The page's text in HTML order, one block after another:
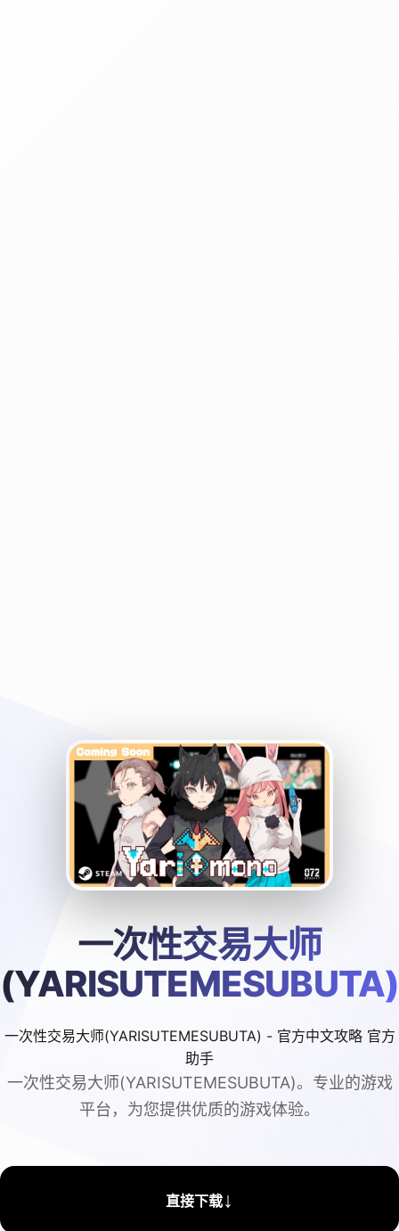
一次性交易大师
(YARISUTEMESUBUTA)
一次性交易大师(YARISUTEMESUBUTA) - 官方中文攻略 官方
助手
一次性交易大师(YARISUTEMESUBUTA)。专业的游戏
平台，为您提供优质的游戏体验。
直接下载↓